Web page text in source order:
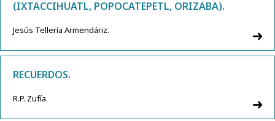
(IXTACCIHUATL, POPOCATEPETL, ORIZABA).
Jesús Tellería Armendáriz.
RECUERDOS.
R.P. Zufía.